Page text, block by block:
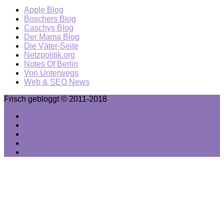
Apple Blog
Boschers Blog
Caschys Blog
Der Mama Blog
Die Väter-Seite
Netzpolitik.org
Notes Of Berlin
Von Unterwegs
Web & SEO News
Frisch gebloggt © 2011-2018